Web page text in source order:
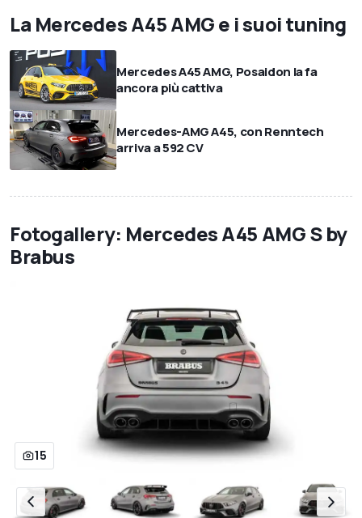
La Mercedes A45 AMG e i suoi tuning
Mercedes A45 AMG, Posaidon la fa
ancora più cattiva
Mercedes-AMG A45, con Renntech
arriva a 592 CV
Fotogallery: Mercedes A45 AMG S by
Brabus
15